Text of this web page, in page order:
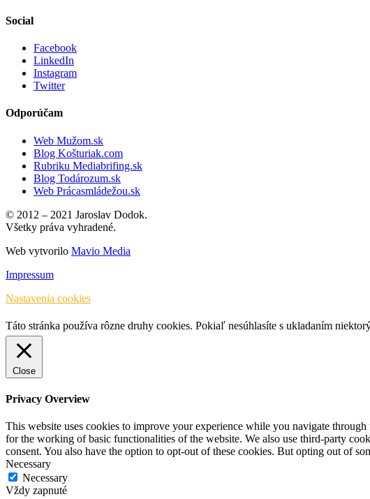
Social
Facebook
LinkedIn
Instagram
Twitter
Odporúčam
Web Mužom.sk
Blog Košturiak.com
Rubriku Mediabrifing.sk
Blog Todározum.sk
Web Prácasmládežou.sk
© 2012 – 2021 Jaroslav Dodok.
Všetky práva vyhradené.
Web vytvorilo Mavio Media
Impressum
Nastavenia cookies
Táto stránka používa rôzne druhy cookies. Pokiaľ nesúhlasíte s ukladaním
Close
Privacy Overview
This website uses cookies to improve your experience while you navigate
for the working of basic functionalities of the website. We also use third-party
consent. You also have the option to opt-out of these cookies. But opting out of
Necessary
Necessary
Vždy zapnuté